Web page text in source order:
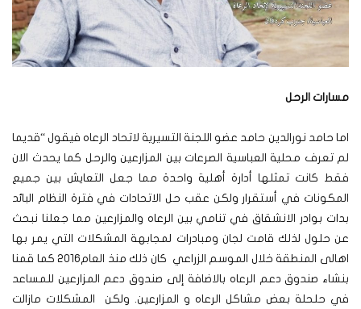
مسارات الرحل
اما حامد نورالدين حامد عضو اللجنة التسيرية لاتحاد الرعاه فيقول “قديما
لم تعرف محلية العباسية الصرعات بين المزارعين والرحل كما يحدث الان
فقط كانت تمثلها أدارة أهلية واحدة مما جعل التعايش بين جميع
المكونات في أستقرار ولكن عقب حل الاتحادات في فترة النظام البائد
بدات بوادر الانشقاق في تنامي بين الرعاه والمزارعين مما جعلنا نبحث
عن حلول لذلك قامت لجان ومبادرات لمجابهة المشكلات التي يمر بها
اهالى المنطقة خلال الموسم الزراعي كان ذلك منذ العام2016 كما قمنا
بنشاء صندوق دعم الرعاه بالاضافة إلى صندوق دعم المزارعين للمساعد
في حلحلة بعض مشاكل الرعاه و المزارعين. ولكن المشكلات مازالت